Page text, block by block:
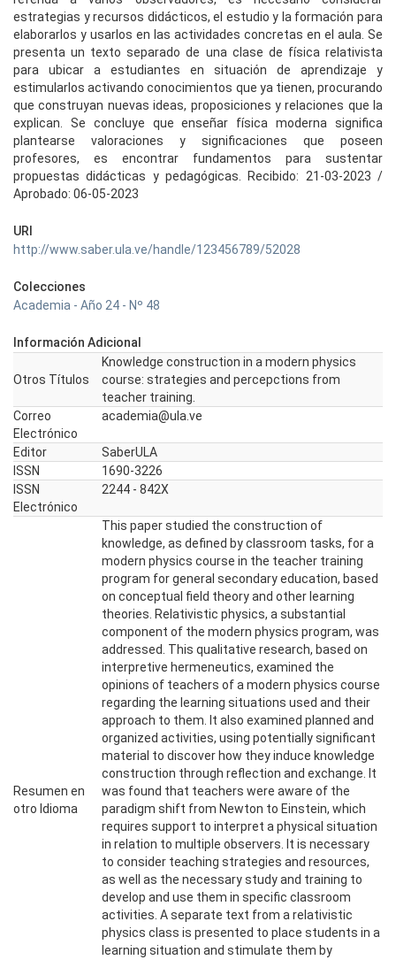
estrategias y recursos didácticos, el estudio y la formación para
elaborarlos y usarlos en las actividades concretas en el aula. Se
presenta un texto separado de una clase de física relativista
para ubicar a estudiantes en situación de aprendizaje y
estimularlos activando conocimientos que ya tienen, procurando
que construyan nuevas ideas, proposiciones y relaciones que la
explican. Se concluye que enseñar física moderna significa
plantearse valoraciones y significaciones que poseen
profesores, es encontrar fundamentos para sustentar
propuestas didácticas y pedagógicas. Recibido: 21-03-2023 /
Aprobado: 06-05-2023
URI
http://www.saber.ula.ve/handle/123456789/52028
Colecciones
Academia - Año 24 - Nº 48
Información Adicional
Otros Títulos
Knowledge construction in a modern physics
course: strategies and percepctions from
teacher training.
Correo
Electrónico
academia@ula.ve
Editor
SaberULA
ISSN
1690-3226
ISSN
Electrónico
2244 - 842X
Resumen en
otro Idioma
This paper studied the construction of
knowledge, as defined by classroom tasks, for a
modern physics course in the teacher training
program for general secondary education, based
on conceptual field theory and other learning
theories. Relativistic physics, a substantial
component of the modern physics program, was
addressed. This qualitative research, based on
interpretive hermeneutics, examined the
opinions of teachers of a modern physics course
regarding the learning situations used and their
approach to them. It also examined planned and
organized activities, using potentially significant
material to discover how they induce knowledge
construction through reflection and exchange. It
was found that teachers were aware of the
paradigm shift from Newton to Einstein, which
requires support to interpret a physical situation
in relation to multiple observers. It is necessary
to consider teaching strategies and resources,
as well as the necessary study and training to
develop and use them in specific classroom
activities. A separate text from a relativistic
physics class is presented to place students in a
learning situation and stimulate them by